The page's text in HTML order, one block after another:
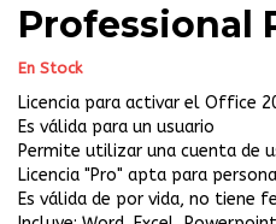
Professional
En Stock
Licencia para activar el Office
Es válida para un usuario
Permite utilizar una cuenta de
Licencia "Pro" apta para
Es válida de por vida, no tiene